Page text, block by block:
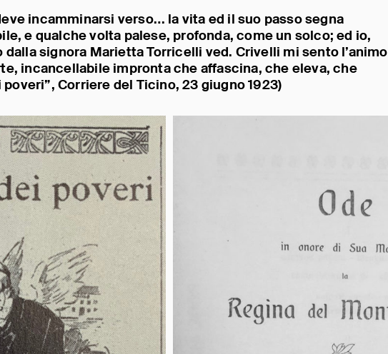
incamminarsi verso… la vita ed il suo passo segna
e qualche volta palese, profonda, come un solco; ed io,
signora Marietta Torricelli ved. Crivelli mi sento l’animo
incancellabile impronta che affascina, che eleva, che
Corriere del Ticino, 23 giugno 1923)